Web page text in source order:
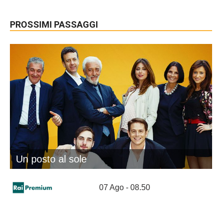
PROSSIMI PASSAGGI
Un posto al sole
07 Ago - 08.50